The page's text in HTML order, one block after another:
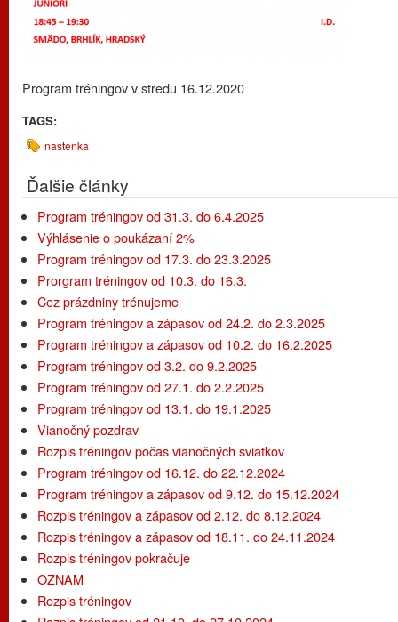
Program tréningov v stredu 16.12.2020
TAGS:
nastenka
Ďalšie články
Program tréningov od 31.3. do 6.4.2025
Výhlásenie o poukázaní 2%
Program tréningov od 17.3. do 23.3.2025
Prorgram tréningov od 10.3. do 16.3.
Cez prázdniny trénujeme
Program tréningov a zápasov od 24.2. do 2.3.2025
Program tréningov a zápasov od 10.2. do 16.2.2025
Program tréningov od 3.2. do 9.2.2025
Program tréningov od 27.1. do 2.2.2025
Program tréningov od 13.1. do 19.1.2025
Vianočný pozdrav
Rozpis tréningov počas vianočných sviatkov
Program tréningov od 16.12. do 22.12.2024
Program tréningov a zápasov od 9.12. do 15.12.2024
Rozpis tréningov a zápasov od 2.12. do 8.12.2024
Rozpis tréningov a zápasov od 18.11. do 24.11.2024
Rozpis tréningov pokračuje
OZNAM
Rozpis tréningov